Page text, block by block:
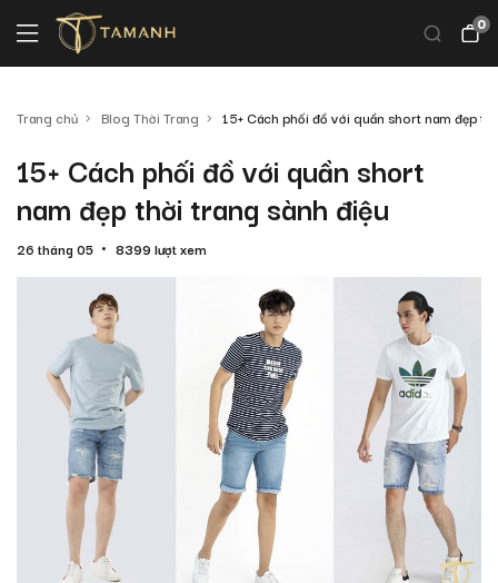
0
Trang chủ Blog Thời Trang 15+ Cách phối đồ với quần short nam đẹp
15+ Cách phối đồ với quần short
nam đẹp thời trang sành điệu
26 tháng 05 8399 lượt xem